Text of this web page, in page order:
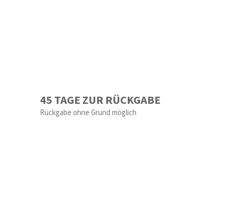
45 TAGE ZUR RÜCKGABE
Rückgabe ohne Grund möglich